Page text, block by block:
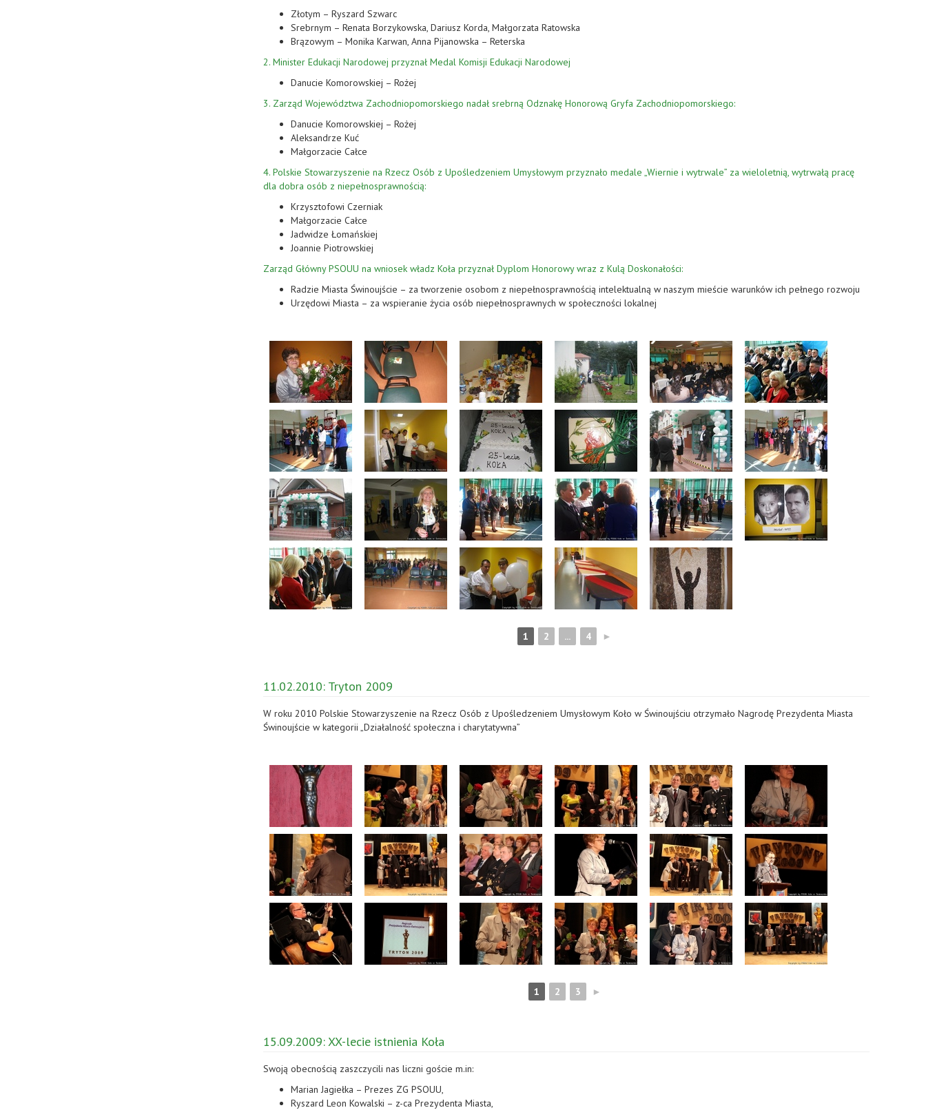
Złotym – Ryszard Szwarc
Srebrnym – Renata Borzykowska, Dariusz Korda, Małgorzata Ratowska
Brązowym – Monika Karwan, Anna Pijanowska – Reterska
2. Minister Edukacji Narodowej przyznał Medal Komisji Edukacji Narodowej
Danucie Komorowskiej – Rożej
3. Zarząd Województwa Zachodniopomorskiego nadał srebrną Odznakę Honorową Gryfa Zachodniopomorskiego:
Danucie Komorowskiej – Rożej
Aleksandrze Kuć
Małgorzacie Całce
4. Polskie Stowarzyszenie na Rzecz Osób z Upośledzeniem Umysłowym przyznało medale „Wiernie i wytrwale” za wieloletnią, wytrwałą pracę
dla dobra osób z niepełnosprawnością:
Krzysztofowi Czerniak
Małgorzacie Całce
Jadwidze Łomańskiej
Joannie Piotrowskiej
Zarząd Główny PSOUU na wniosek władz Koła przyznał Dyplom Honorowy wraz z Kulą Doskonałości:
Radzie Miasta Świnoujście – za tworzenie osobom z niepełnosprawnością intelektualną w naszym mieście warunków ich pełnego rozwoju
Urzędowi Miasta – za wspieranie życia osób niepełnosprawnych w społeczności lokalnej
1 2 ... 4 ►
11.02.2010: Tryton 2009
W roku 2010 Polskie Stowarzyszenie na Rzecz Osób z Upośledzeniem Umysłowym Koło w Świnoujściu otrzymało Nagrodę Prezydenta Miasta
Świnoujście w kategorii „Działalność społeczna i charytatywna”
1 2 3 ►
15.09.2009: XX-lecie istnienia Koła
Swoją obecnością zaszczycili nas liczni goście m.in:
Marian Jagiełka – Prezes ZG PSOUU,
Ryszard Leon Kowalski – z-ca Prezydenta Miasta,